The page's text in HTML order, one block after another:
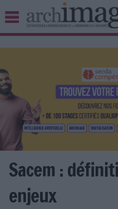
BIBLIOTHÈQUE ÉDITION
UNIVERS DATA
TRAVAIL COLLABORATIF
VIE NUMÉRIQUE
NUMÉRIQUE RESPONSABLE
Sacem :
enjeux